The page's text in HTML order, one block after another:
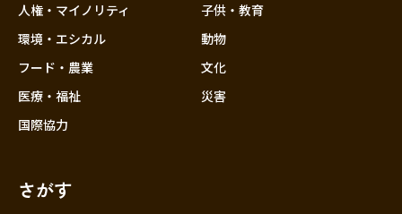
人権・マイノリティ
環境・エシカル
フード・農業
医療・福祉
国際協力
子供・教育
動物
文化
災害
さがす